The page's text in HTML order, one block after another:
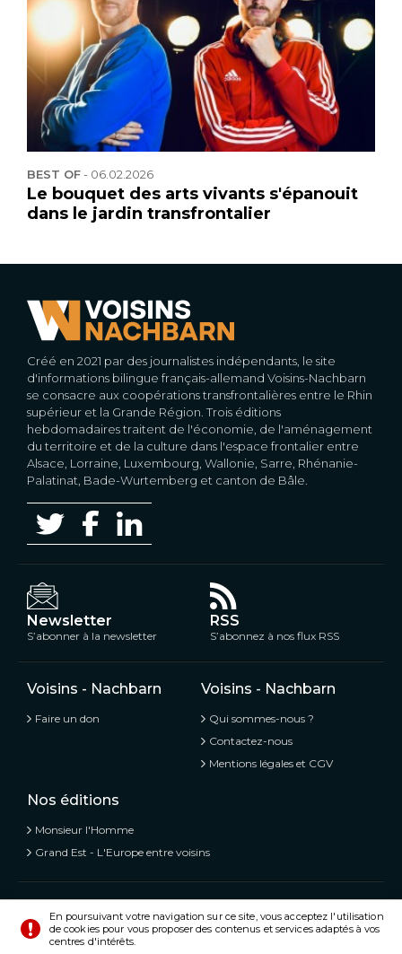
BEST OF- 06.02.2026
Le bouquet des arts vivants s'épanouit
dans le jardin transfrontalier
Créé en 2021 par des journalistes indépendants, le site
d'informations bilingue français-allemand Voisins-Nachbarn
se consacre aux coopérations transfrontalières entre le Rhin
supérieur et la Grande Région. Trois éditions
hebdomadaires traitent de l'économie, de l'aménagement
du territoire et de la culture dans l'espace frontalier entre
Alsace, Lorraine, Luxembourg, Wallonie, Sarre, Rhénanie-
Palatinat, Bade-Wurtemberg et canton de Bâle.
Newsletter
S’abonner à la newsletter
RSS
S’abonnez à nos flux RSS
Voisins - Nachbarn
Faire un don
Voisins - Nachbarn
Qui sommes-nous ?
Contactez-nous
Mentions légales et CGV
Nos éditions
Monsieur l'Homme
Grand Est - L'Europe entre voisins
Voisins - Nachbarn, L’information libre et mitoyenne
© Tous droits réservés 2020 - 2026
En poursuivant votre navigation sur ce site, vous acceptez l'utilisation
de cookies pour vous proposer des contenus et services adaptés à vos
centres d'intérêts.